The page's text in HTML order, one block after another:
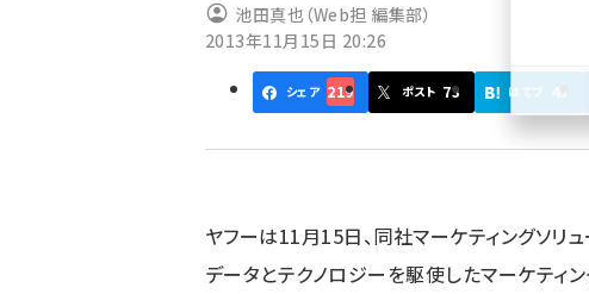
池田真也（Web担 編集部）
2013年11月15日 20:26
シェア 219 ポスト 73 はてブ 45
ヤフーは11月15日、同社マーケティングソリ
データとテクノロジーを駆使したマーケティ